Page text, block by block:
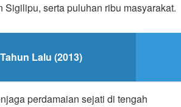
serta puluhan ribu masyarakat.
Lalu (2013)
perdamaian sejati di tengah